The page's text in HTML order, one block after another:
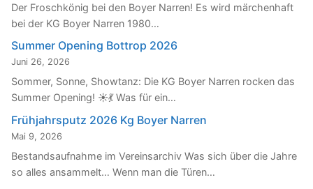
Der Froschkönig bei den Boyer Narren! Es wird märchenhaft
bei der KG Boyer Narren 1980…
Summer Opening Bottrop 2026
Juni 26, 2026
Sommer, Sonne, Showtanz: Die KG Boyer Narren rocken das
Summer Opening! ☀️💃 Was für ein…
Frühjahrsputz 2026 Kg Boyer Narren
Mai 9, 2026
Bestandsaufnahme im Vereinsarchiv Was sich über die Jahre
so alles ansammelt… Wenn man die Türen…